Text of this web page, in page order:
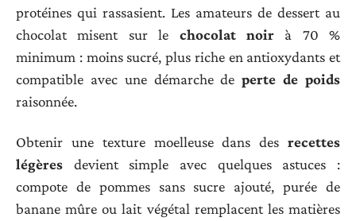
protéines qui rassasient. Les amateurs de dessert au
chocolat misent sur le chocolat noirà 70 %
minimum : moins sucré, plus riche en antioxydants et
compatible avec une démarche deperte de poids
raisonnée.
Obtenir une texture moelleuse dans des recettes
légères devient simple avec quelques astuces :
compote de pommes sans sucre ajouté, purée de
banane mûre ou lait végétal remplacent les matières